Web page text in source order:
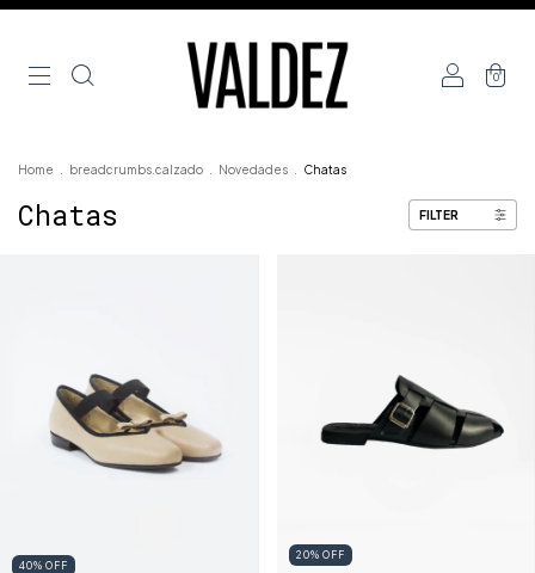
0
Home breadcrumbs.calzado Novedades Chatas
Chatas FILTER
40% OFF
20% OFF